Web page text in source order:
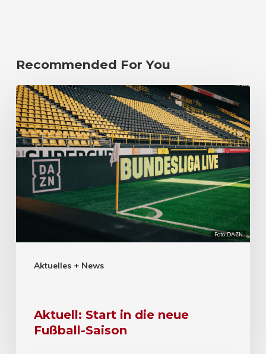
Recommended For You
Foto: DAZN
Aktuelles + News
Aktuell: Start in die neue
Fußball-Saison